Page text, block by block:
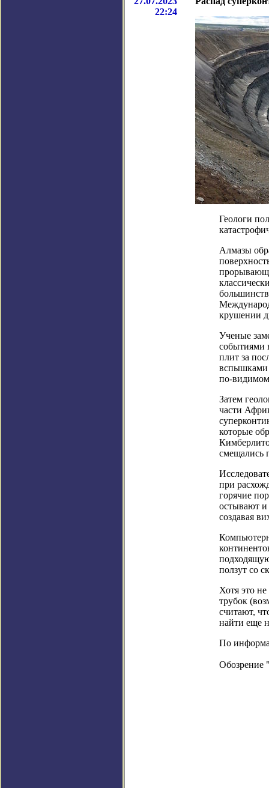
22:24
Геологи
Алмазы
крушении
Ученые
событиями
плит за
вспышками
по-
Затем
части
которые
смещались
при
горячие
остывают и
создавая
ползут со
Хотя это
трубок
считают,
найти еще
По
Обозрение